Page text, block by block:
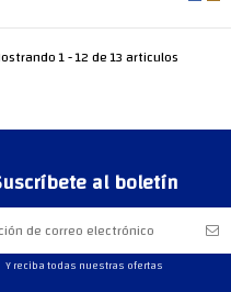
1 - 12 de 13 articulos
al boletín
Y reciba todas nuestras ofertas